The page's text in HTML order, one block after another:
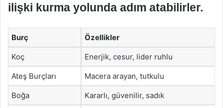
ilişki kurma yolunda adım atabilirler.
Burç Özellikler
Koç Enerjik, cesur, lider ruhlu
Ateş Burçları Macera arayan, tutkulu
Boğa Kararlı, güvenilir, sadık